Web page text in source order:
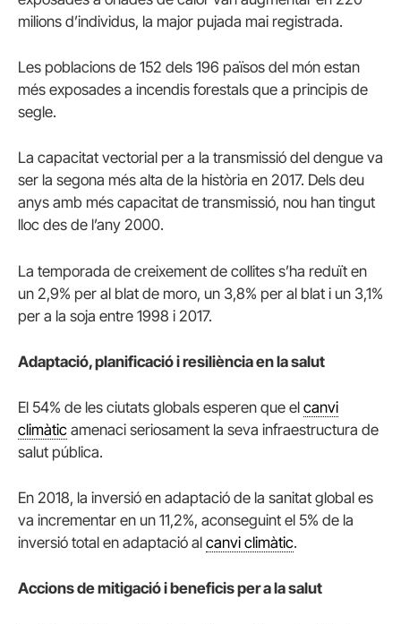
milions d’individus, la major pujada mai registrada.
Les poblacions de 152 dels 196 països del món estan
més exposades a incendis forestals que a principis de
segle.
La capacitat vectorial per a la transmissió del dengue va
ser la segona més alta de la història en 2017. Dels deu
anys amb més capacitat de transmissió, nou han tingut
lloc des de l’any 2000.
La temporada de creixement de collites s’ha reduït en
un 2,9% per al blat de moro, un 3,8% per al blat i un 3,1%
per a la soja entre 1998 i 2017.
Adaptació, planificació i resiliència en la salut
El 54% de les ciutats globals esperen que el canvi
climàtic amenaci seriosament la seva infraestructura de
salut pública.
En 2018, la inversió en adaptació de la sanitat global es
va incrementar en un 11,2%, aconseguint el 5% de la
inversió total en adaptació al canvi climàtic.
Accions de mitigació i beneficis per a la salut